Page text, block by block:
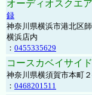
オーディオスクエ
録
神奈川県横浜市港北区
横浜店内
： 0455335629
コースカベイサイ
神奈川県横須賀市本町
： 0468201511